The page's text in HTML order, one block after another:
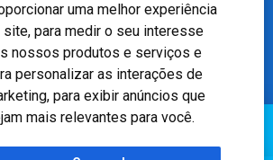
uma melhor experiência
site, para medir o seu interesse
nossos produtos e serviços e
personalizar as interações de
, para exibir anúncios que
mais relevantes para você.
– 5º andar – Floresta, Porto Alegre – RS,